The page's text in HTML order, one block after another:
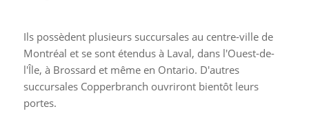
Ils possèdent plusieurs succursales au centre-ville de
Montréal et se sont étendus à Laval, dans l'Ouest-de-
l'Île, à Brossard et même en Ontario. D'autres
succursales Copperbranch ouvriront bientôt leurs
portes.